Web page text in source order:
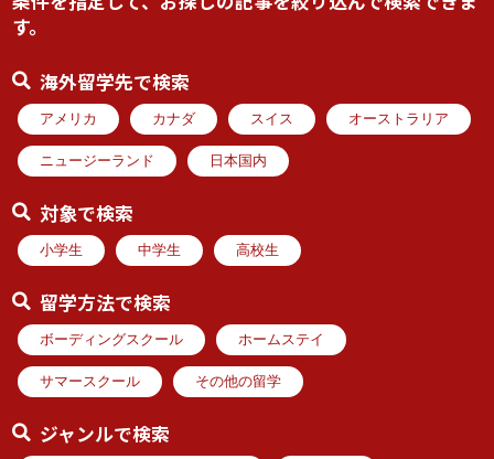
す。
海外留学先で検索
アメリカ カナダ スイス オーストラリア
ニュージーランド 日本国内
対象で検索
小学生 中学生 高校生
留学方法で検索
ボーディングスクール ホームステイ
サマースクール その他の留学
ジャンルで検索